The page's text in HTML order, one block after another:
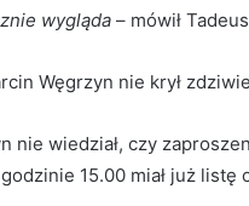
wygląda – mówił
Węgrzyn nie krył
wiedział, czy
15.00 miał już listę